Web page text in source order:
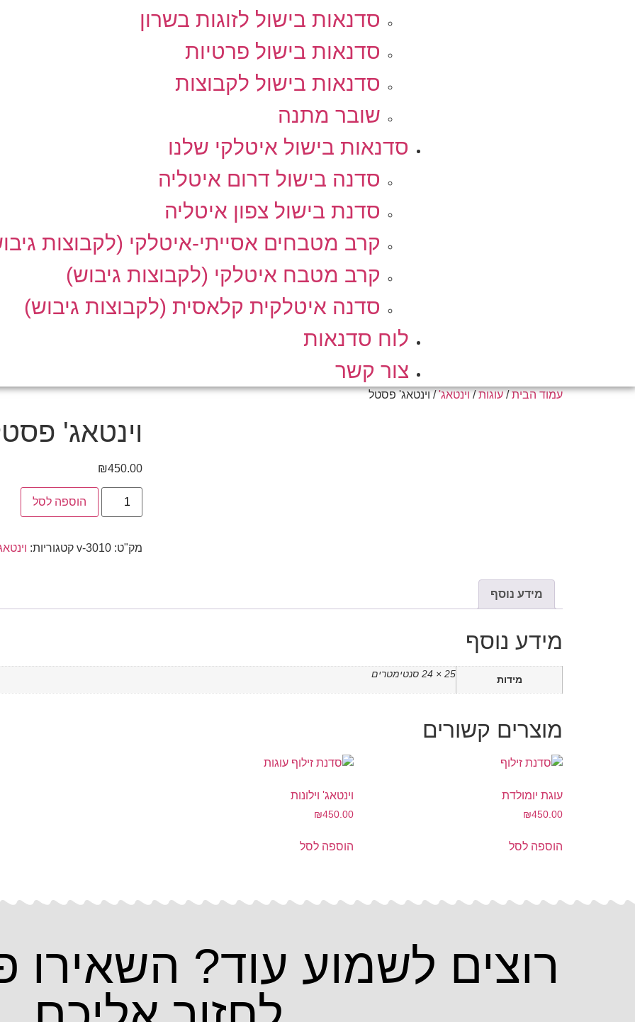
סדנאות בישול לזוגות בשרון
סדנאות בישול פרטיות
סדנאות בישול לקבוצות
שובר מתנה
סדנאות בישול איטלקי שלנו
סדנה בישול דרום איטליה
סדנת בישול צפון איטליה
קרב מטבחים אסייתי-איטלקי (לקבוצות
קרב מטבח איטלקי (לקבוצות גיבוש)
סדנה איטלקית קלאסית (לקבוצות גיבוש)
לוח סדנאות
צור קשר
עמוד הבית/עוגות/וינטאג'/ וינטאג' פסטל
וינטאג'
₪450.00
הוספה לסל
מק"ט: v-3010 קטגוריות:
מידע נוסף
מידע נוסף
מידות 25 × 24 סנטימטרים
מוצרים קשורים
עוגת יומולדת
₪450.00
הוספה לסל
וינטאג' וילונות
₪450.00
הוספה לסל
רוצים לשמוע עוד? השאירו